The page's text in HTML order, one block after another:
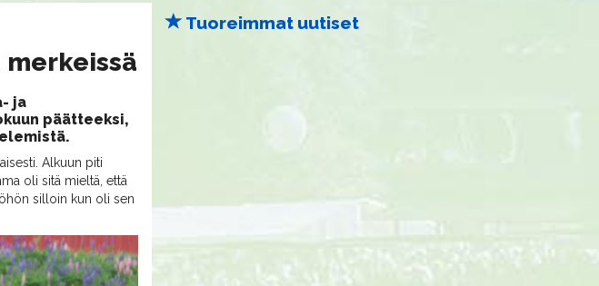
ja
päätteeksi,
Alkuun piti
oli sitä mieltä, että
silloin kun oli sen
Tuoreimmat uutiset